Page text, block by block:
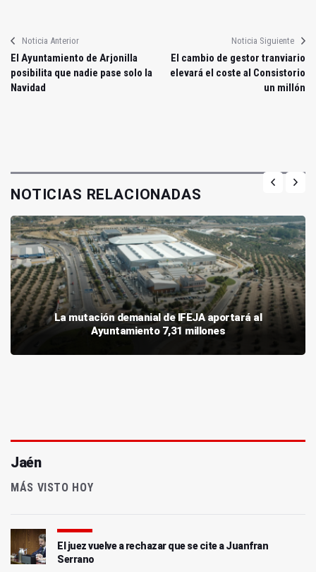
Noticia Anterior
El Ayuntamiento de Arjonilla
posibilita que nadie pase solo la
Navidad
Noticia Siguiente
El cambio de gestor tranviario
elevará el coste al Consistorio
un millón
NOTICIAS RELACIONADAS
La mutación demanial de IFEJA aportará al
Ayuntamiento 7,31 millones
Jaén
MÁS VISTO HOY
El juez vuelve a rechazar que se cite a Juanfran
Serrano